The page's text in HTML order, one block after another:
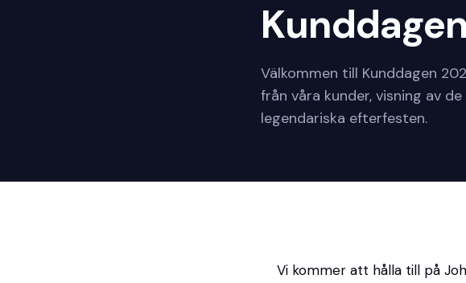
Välkommen till Kunddagen
från våra kunder, visning av
legendariska efterfesten.
Vi kommer att hålla till på